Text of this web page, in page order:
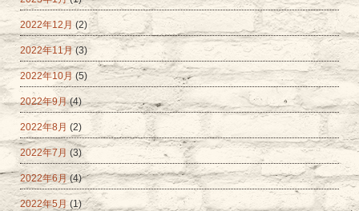
2022年12月 (2)
2022年11月(3)
2022年10月 (5)
2022年9月(4)
2022年8月 (2)
2022年7月 (3)
2022年6月(4)
2022年5月 (1)